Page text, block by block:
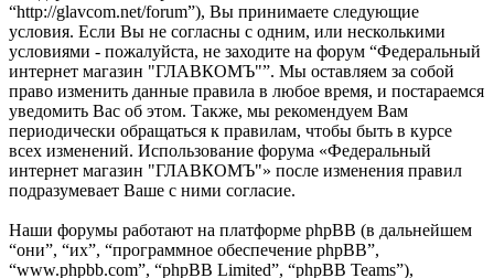
“http://glavcom.net/forum”), Вы принимаете следующие
условия. Если Вы не согласны с одним, или несколькими
условиями - пожалуйста, не заходите на форум “Федеральный
интернет магазин "ГЛАВКОМЪ"”. Мы оставляем за собой
право изменить данные правила в любое время, и постараемся
уведомить Вас об этом. Также, мы рекомендуем Вам
периодически обращаться к правилам, чтобы быть в курсе
всех изменений. Использование форума «Федеральный
интернет магазин "ГЛАВКОМЪ"» после изменения правил
подразумевает Ваше с ними согласие.
Наши форумы работают на платформе phpBB (в дальнейшем
“они”, “их”, “программное обеспечение phpBB”,
“www.phpbb.com”, “phpBB Limited”, “phpBB Teams”),